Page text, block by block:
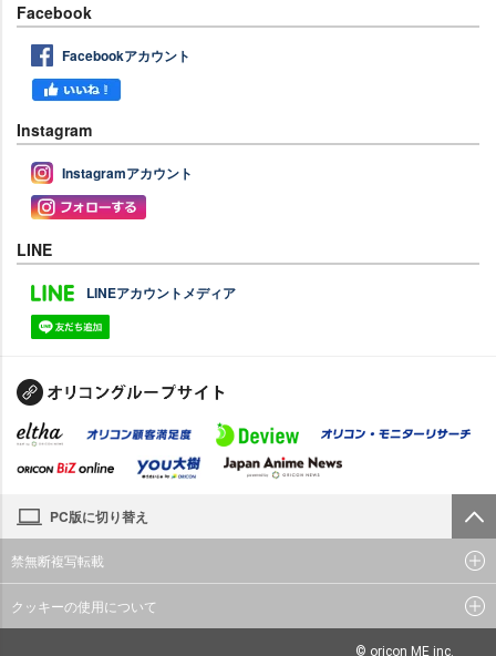
Facebook
Facebookアカウント
Instagram
Instagramアカウント
LINE
LINEアカウントメディア
PC版に切り替え
禁無断複写転載
クッキーの使用について
© oricon ME inc.